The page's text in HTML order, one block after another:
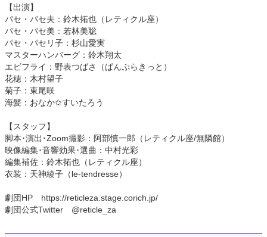
【出演】
パセ・パセ夫：鈴木拓也（レティクル座）
パセ・パセ美：若林美聡
パセ・パセリ子：杉山愛実
マスターハンバーグ：鈴木翔太
エビフライ：野表つばさ（ぱんぷらきっと）
花穂：木村望子
菊子：東尾咲
海髪：おなか✩すいたろう
【スタッフ】
脚本･演出･Zoom撮影：阿部慎一郎（レティクル座/無隣館）
映像編集･音響効果･選曲：中村光彩
編集補佐：鈴木拓也（レティクル座）
衣装：天神綾子（le-tendresse）
劇団HP https://reticleza.stage.corich.jp/
劇団公式Twitter @reticle_za